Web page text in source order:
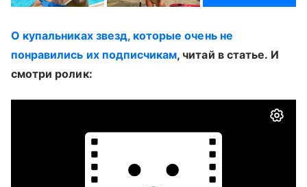
О купальниках звезд, которые очень не
понравились их подписчикам, читай в статье. И
смотри ролик: